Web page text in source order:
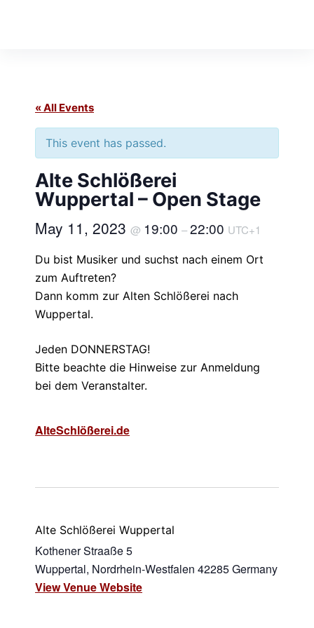
« All Events
This event has passed.
Alte Schlößerei
Wuppertal – Open Stage
May 11, 2023 @ 19:00 –22:00 UTC+1
Du bist Musiker und suchst nach einem Ort
zum Auftreten?
Dann komm zur Alten Schlößerei nach
Wuppertal.
Jeden DONNERSTAG!
Bitte beachte die Hinweise zur Anmeldung
bei dem Veranstalter.
AlteSchlößerei.de
Alte Schlößerei Wuppertal
Kothener Straaße 5
Wuppertal, Nordrhein-Westfalen 42285Germany
View Venue Website